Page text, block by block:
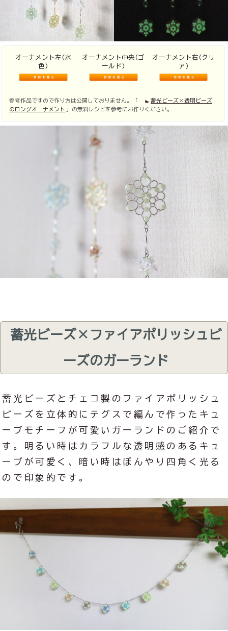
オーナメント左(水
色)
オーナメント中央(ゴ
ールド)
オーナメント右(クリ
ア)
参考作品ですので作り方は公開しておりません。「
蓄光ビーズ×透明ビーズ
のロングオーナメント
」の無料レシピを参考にお作りください。
蓄光ビーズ×ファイアポリッシュビ
ーズのガーランド
蓄光ビーズとチェコ製のファイアポリッシュ
ビーズを立体的にテグスで編んで作ったキュ
ーブモチーフが可愛いガーランドのご紹介で
す。明るい時はカラフルな透明感のあるキュ
ーブが可愛く、暗い時はぼんやり四角く光る
ので印象的です。